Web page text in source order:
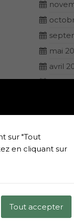
mai
avril
mars
juillet
juin
avril
sur "Tout
en cliquant sur
Tout accepter